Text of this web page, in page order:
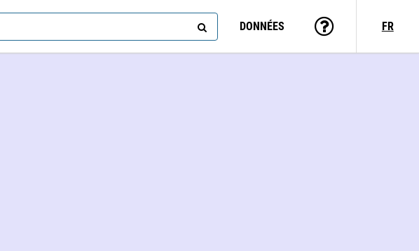
DONNÉES FR